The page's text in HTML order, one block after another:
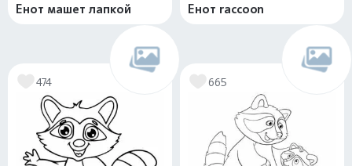
Енот машет лапкой Енот raccoon
474 665